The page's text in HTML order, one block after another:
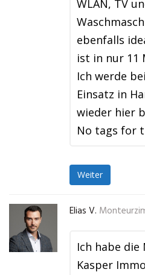
WLAN, TV
ebenfalls
ist in nur 11
Ich werde
Einsatz in
wieder hier
No tags for
Weiter
Elias V.
Ich habe
Kasper